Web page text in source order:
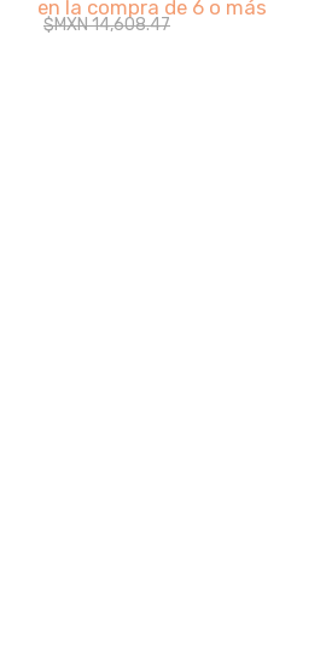
en la compra de 6 o más
$MXN 14,608.47